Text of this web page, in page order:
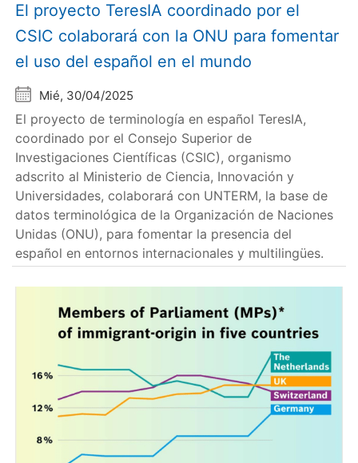
El proyecto TeresIA coordinado por el
CSIC colaborará con la ONU para fomentar
el uso del español en el mundo
Mié, 30/04/2025
El proyecto de terminología en español TeresIA,
coordinado por el Consejo Superior de
Investigaciones Científicas (CSIC), organismo
adscrito al Ministerio de Ciencia, Innovación y
Universidades, colaborará con UNTERM, la base de
datos terminológica de la Organización de Naciones
Unidas (ONU), para fomentar la presencia del
español en entornos internacionales y multilingües.